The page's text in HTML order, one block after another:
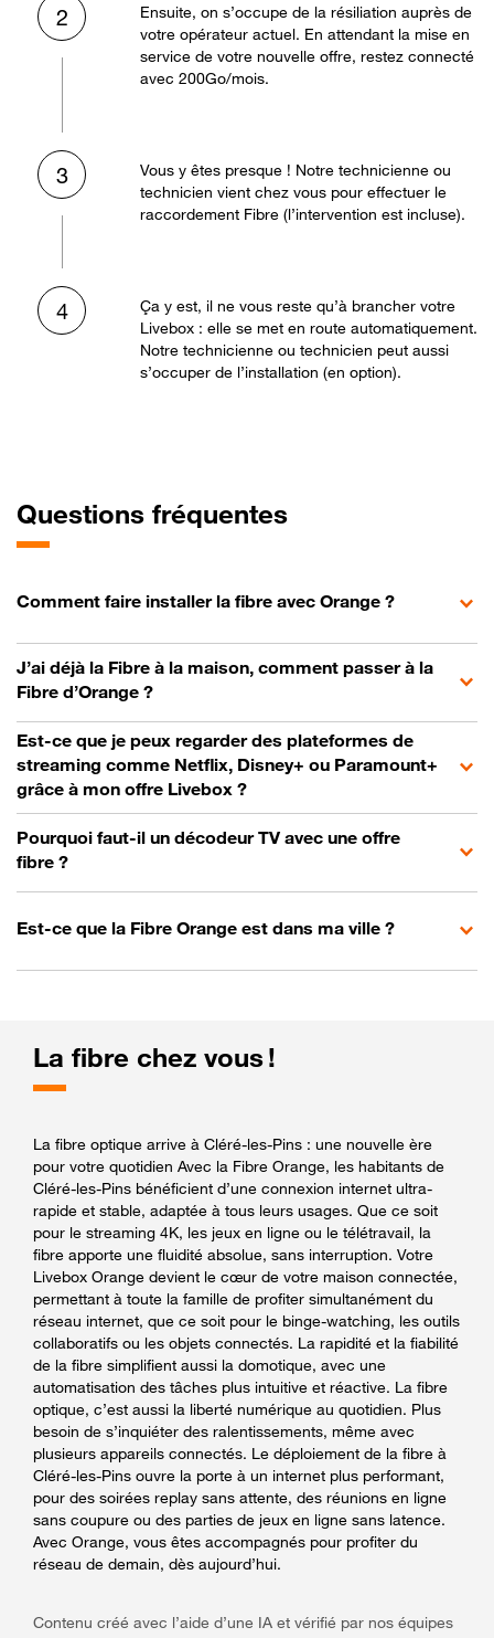
2
Ensuite, on s’occupe de la résiliation auprès de
votre opérateur actuel. En attendant la mise en
service de votre nouvelle offre, restez connecté
avec 200Go/mois.
3
Vous y êtes presque ! Notre technicienne ou
technicien vient chez vous pour effectuer le
raccordement Fibre (l’intervention est incluse).
4
Ça y est, il ne vous reste qu’à brancher votre
Livebox : elle se met en route automatiquement.
Notre technicienne ou technicien peut aussi
s’occuper de l’installation (en option).
Questions fréquentes
Comment faire installer la fibre avec Orange ?
J’ai déjà la Fibre à la maison, comment passer à la
Fibre d’Orange ?
Est-ce que je peux regarder des plateformes de
streaming comme Netflix, Disney+ ou Paramount+
grâce à mon offre Livebox ?
Pourquoi faut-il un décodeur TV avec une offre
fibre ?
Est-ce que la Fibre Orange est dans ma ville ?
La fibre chez vous !
La fibre optique arrive à Cléré-les-Pins : une nouvelle ère
pour votre quotidien Avec la Fibre Orange, les habitants de
Cléré-les-Pins bénéficient d’une connexion internet ultra-
rapide et stable, adaptée à tous leurs usages. Que ce soit
pour le streaming 4K, les jeux en ligne ou le télétravail, la
fibre apporte une fluidité absolue, sans interruption. Votre
Livebox Orange devient le cœur de votre maison connectée,
permettant à toute la famille de profiter simultanément du
réseau internet, que ce soit pour le binge-watching, les outils
collaboratifs ou les objets connectés. La rapidité et la fiabilité
de la fibre simplifient aussi la domotique, avec une
automatisation des tâches plus intuitive et réactive. La fibre
optique, c’est aussi la liberté numérique au quotidien. Plus
besoin de s’inquiéter des ralentissements, même avec
plusieurs appareils connectés. Le déploiement de la fibre à
Cléré-les-Pins ouvre la porte à un internet plus performant,
pour des soirées replay sans attente, des réunions en ligne
sans coupure ou des parties de jeux en ligne sans latence.
Avec Orange, vous êtes accompagnés pour profiter du
réseau de demain, dès aujourd’hui.
Contenu créé avec l’aide d’une IA et vérifié par nos équipes